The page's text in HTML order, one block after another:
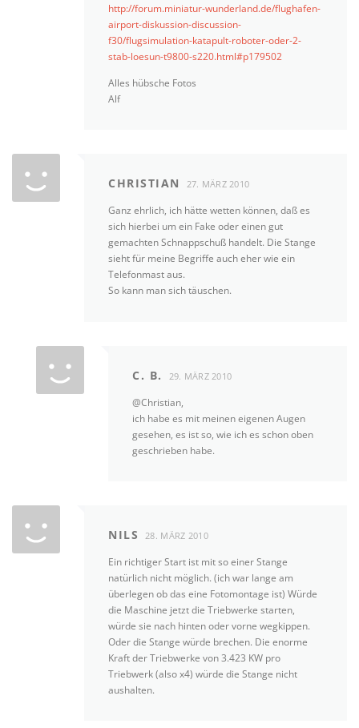
http://forum.miniatur-wunderland.de/flughafen-
airport-diskussion-discussion-
f30/flugsimulation-katapult-roboter-oder-2-
stab-loesun-t9800-s220.html#p179502
Alles hübsche Fotos
Alf
CHRISTIAN 27. MÄRZ 2010
Ganz ehrlich, ich hätte wetten können, daß es
sich hierbei um ein Fake oder einen gut
gemachten Schnappschuß handelt. Die Stange
sieht für meine Begriffe auch eher wie ein
Telefonmast aus.
So kann man sich täuschen.
C. B. 29. MÄRZ 2010
@Christian,
ich habe es mit meinen eigenen Augen
gesehen, es ist so, wie ich es schon oben
geschrieben habe.
NILS 28. MÄRZ 2010
Ein richtiger Start ist mit so einer Stange
natürlich nicht möglich. (ich war lange am
überlegen ob das eine Fotomontage ist) Würde
die Maschine jetzt die Triebwerke starten,
würde sie nach hinten oder vorne wegkippen.
Oder die Stange würde brechen. Die enorme
Kraft der Triebwerke von 3.423 KW pro
Triebwerk (also x4) würde die Stange nicht
aushalten.